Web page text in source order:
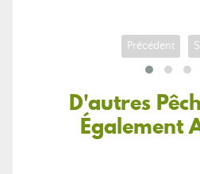
Précédent
D'autres
Également